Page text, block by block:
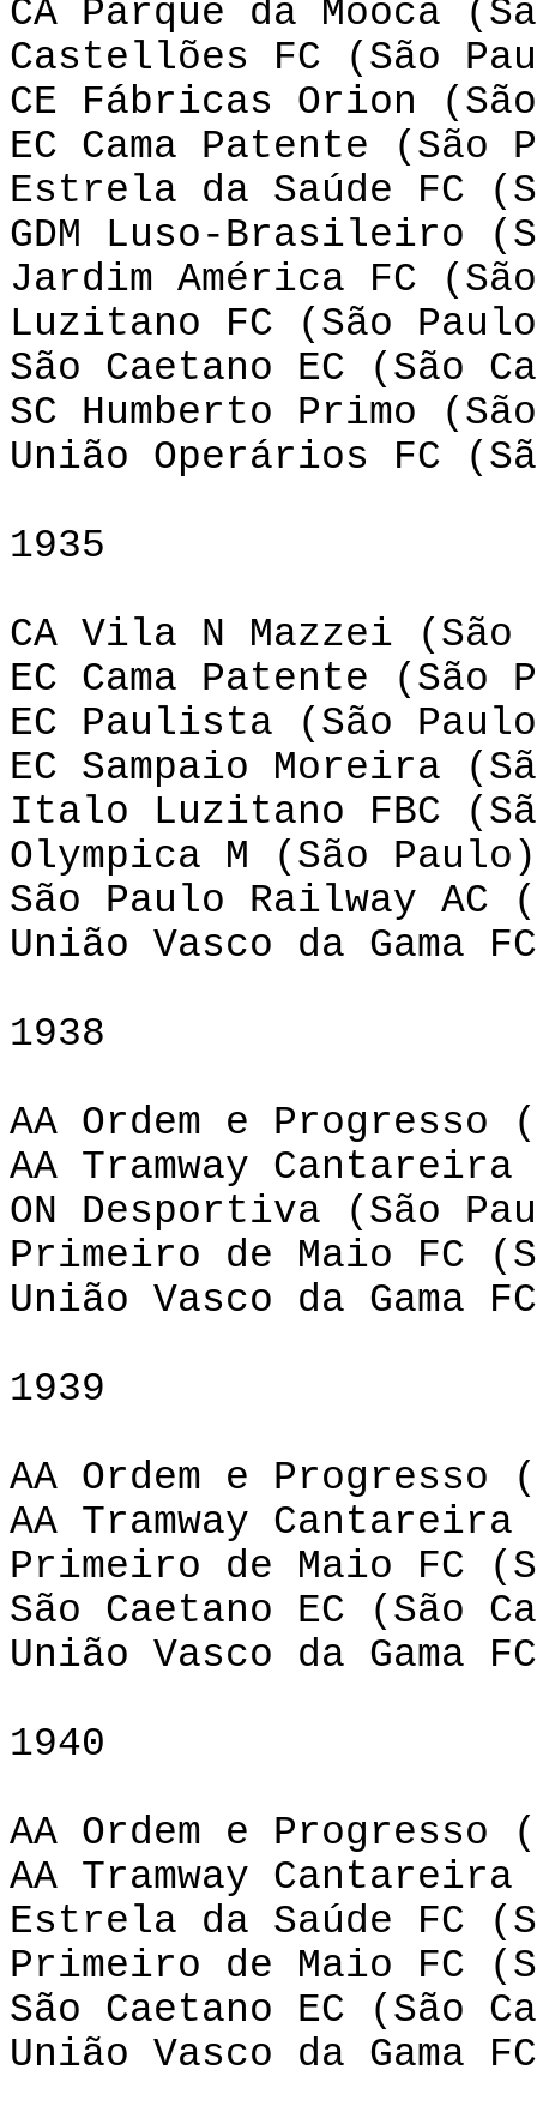
CA Parque da Móoca
Castellões FC (São
CE Fábricas Orion
EC Cama Patente (São
Estrela da Saúde FC
GDM Luso-Brasileiro
Jardim América FC
Luzitano FC (São
São Caetano EC (São
SC Humberto Primo
União Operários FC
1935
CA Vila N Mazzei (São
EC Cama Patente (São
EC Paulista (São
EC Sampaio Moreira
Italo Luzitano FBC
Olympica M (São Paulo)
São Paulo Railway AC
União Vasco da Gama
1938
AA Ordem e Progresso
AA Tramway
ON Desportiva (São
Primeiro de Maio FC
União Vasco da Gama
1939
AA Ordem e Progresso
AA Tramway
Primeiro de Maio FC
São Caetano EC (São
União Vasco da Gama
1940
AA Ordem e Progresso
AA Tramway
Estrela da Saúde FC
Primeiro de Maio FC
São Caetano EC (São
União Vasco da Gama